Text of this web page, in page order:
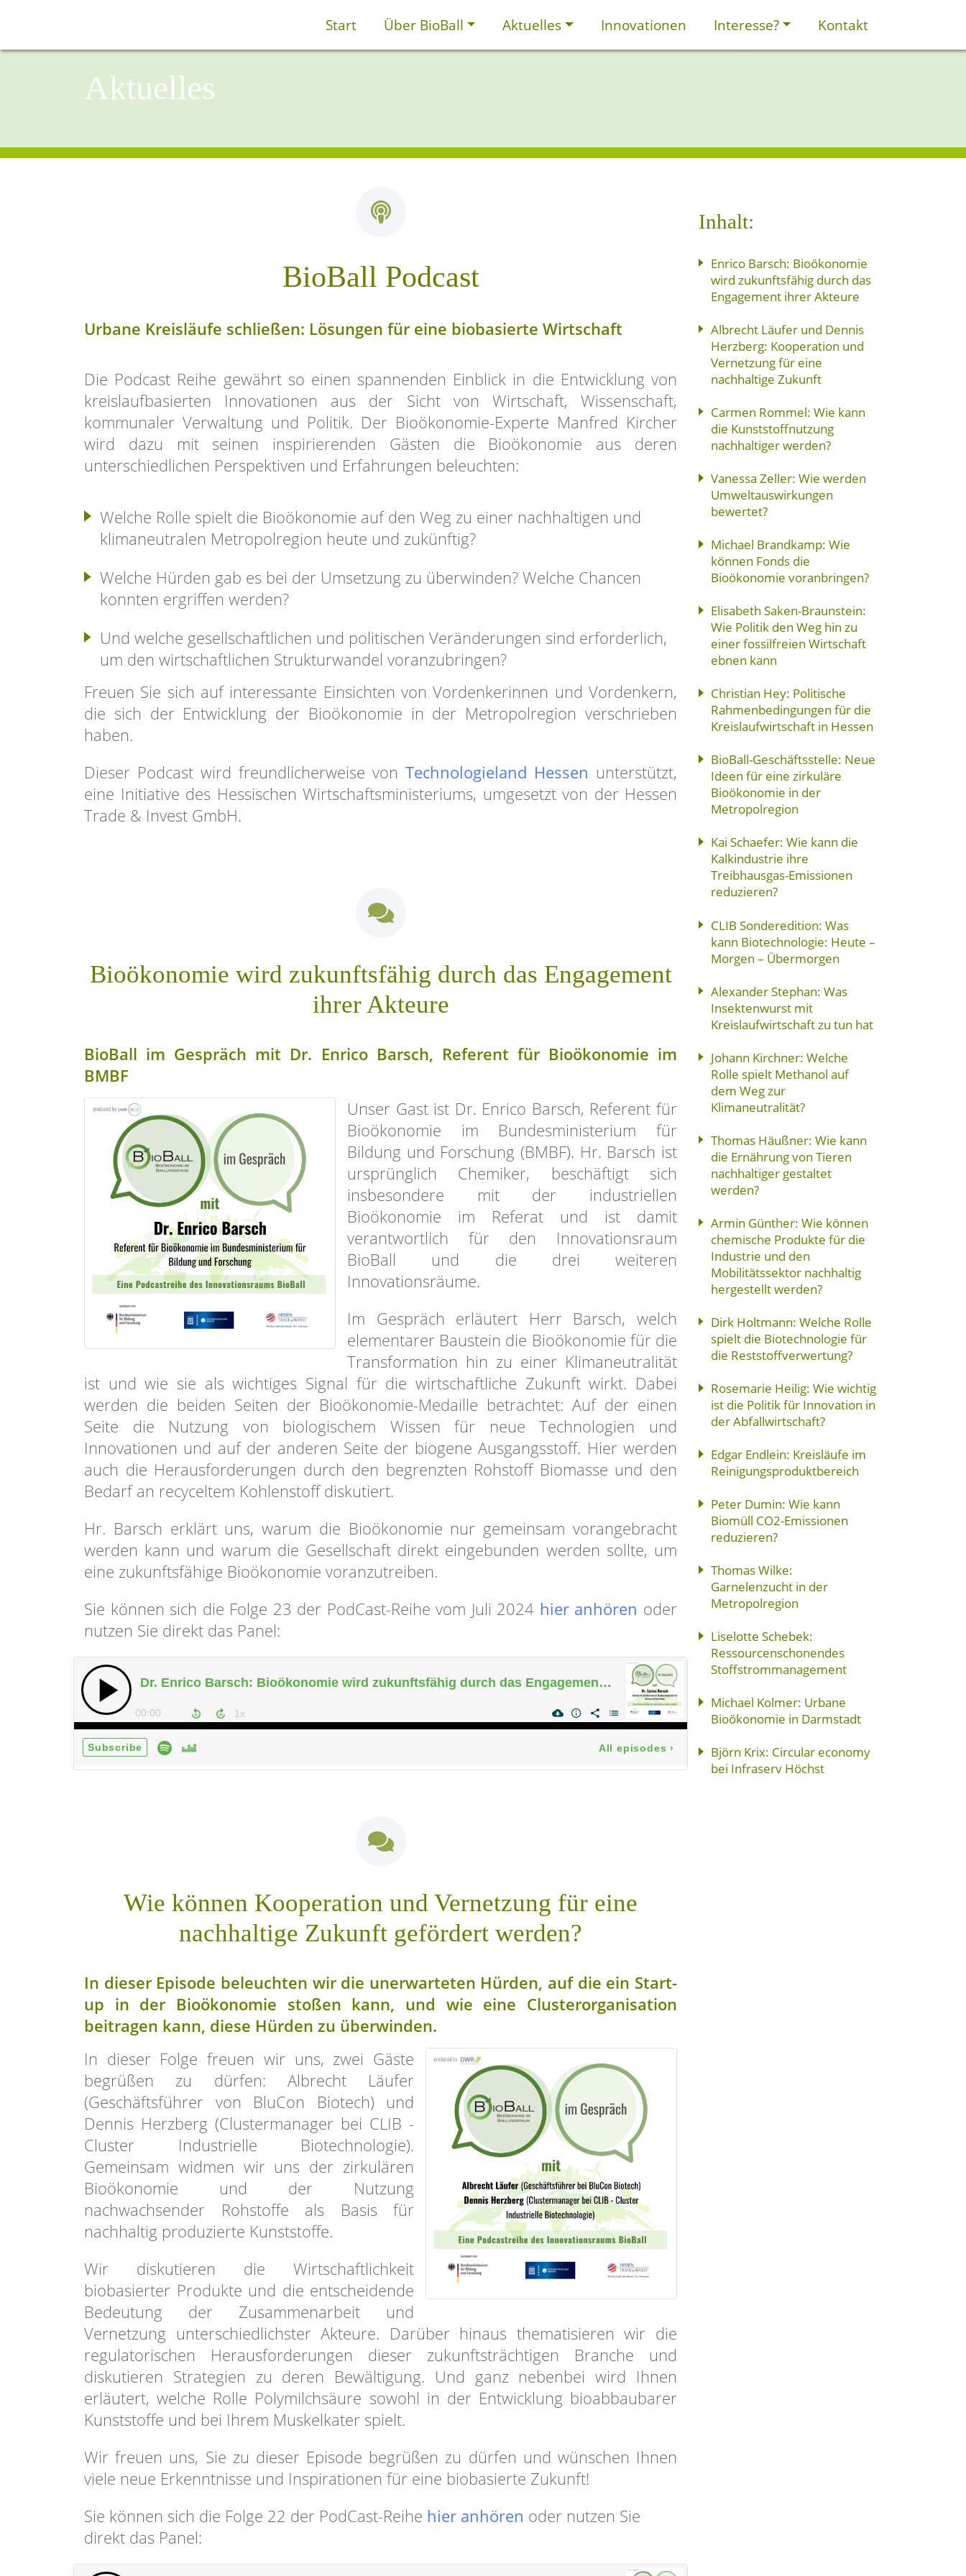
Start Über BioBall Aktuelles Innovationen Interesse? Kontakt
Aktuelles
BioBall Podcast
Urbane Kreisläufe schließen: Lösungen für eine biobasierte Wirtschaft
Die Podcast Reihe gewährt so einen spannenden Einblick in die Entwicklung von
kreislaufbasierten Innovationen aus der Sicht von Wirtschaft, Wissenschaft,
kommunaler Verwaltung und Politik. Der Bioökonomie-Experte Manfred Kircher
wird dazu mit seinen inspirierenden Gästen die Bioökonomie aus deren
unterschiedlichen Perspektiven und Erfahrungen beleuchten:
Welche Rolle spielt die Bioökonomie auf den Weg zu einer nachhaltigen und
klimaneutralen Metropolregion heute und zukünftig?
Welche Hürden gab es bei der Umsetzung zu überwinden? Welche Chancen
konnten ergriffen werden?
Und welche gesellschaftlichen und politischen Veränderungen sind erforderlich,
um den wirtschaftlichen Strukturwandel voranzubringen?
Freuen Sie sich auf interessante Einsichten von Vordenkerinnen und Vordenkern,
die sich der Entwicklung der Bioökonomie in der Metropolregion verschrieben
haben.
Dieser Podcast wird freundlicherweise von Technologieland Hessen unterstützt,
eine Initiative des Hessischen Wirtschaftsministeriums, umgesetzt von der Hessen
Trade & Invest GmbH.
Bioökonomie wird zukunftsfähig durch das Engagement
ihrer Akteure
BioBall im Gespräch mit Dr. Enrico Barsch, Referent für Bioökonomie im
BMBF
Unser Gast ist Dr. Enrico Barsch, Referent für
Bioökonomie im Bundesministerium für
Bildung und Forschung (BMBF). Hr. Barsch ist
ursprünglich Chemiker, beschäftigt sich
insbesondere mit der industriellen
Bioökonomie im Referat und ist damit
verantwortlich für den Innovationsraum
BioBall und die drei weiteren
Innovationsräume.
Im Gespräch erläutert Herr Barsch, welch
elementarer Baustein die Bioökonomie für die
Transformation hin zu einer Klimaneutralität
ist und wie sie als wichtiges Signal für die wirtschaftliche Zukunft wirkt. Dabei
werden die beiden Seiten der Bioökonomie-Medaille betrachtet: Auf der einen
Seite die Nutzung von biologischem Wissen für neue Technologien und
Innovationen und auf der anderen Seite der biogene Ausgangsstoff. Hier werden
auch die Herausforderungen durch den begrenzten Rohstoff Biomasse und den
Bedarf an recyceltem Kohlenstoff diskutiert.
Hr. Barsch erklärt uns, warum die Bioökonomie nur gemeinsam vorangebracht
werden kann und warum die Gesellschaft direkt eingebunden werden sollte, um
eine zukunftsfähige Bioökonomie voranzutreiben.
Sie können sich die Folge 23 der PodCast-Reihe vom Juli 2024 hier anhören oder
nutzen Sie direkt das Panel:
Wie können Kooperation und Vernetzung für eine
nachhaltige Zukunft gefördert werden?
In dieser Episode beleuchten wir die unerwarteten Hürden, auf die ein Start-
up in der Bioökonomie stoßen kann, und wie eine Clusterorganisation
beitragen kann, diese Hürden zu überwinden.
In dieser Folge freuen wir uns, zwei Gäste
begrüßen zu dürfen: Albrecht Läufer
(Geschäftsführer von BluCon Biotech) und
Dennis Herzberg (Clustermanager bei CLIB -
Cluster Industrielle Biotechnologie).
Gemeinsam widmen wir uns der zirkulären
Bioökonomie und der Nutzung
nachwachsender Rohstoffe als Basis für
nachhaltig produzierte Kunststoffe.
Wir diskutieren die Wirtschaftlichkeit
biobasierter Produkte und die entscheidende
Bedeutung der Zusammenarbeit und
Vernetzung unterschiedlichster Akteure. Darüber hinaus thematisieren wir die
regulatorischen Herausforderungen dieser zukunftsträchtigen Branche und
diskutieren Strategien zu deren Bewältigung. Und ganz nebenbei wird Ihnen
erläutert, welche Rolle Polymilchsäure sowohl in der Entwicklung bioabbaubarer
Kunststoffe und bei Ihrem Muskelkater spielt.
Wir freuen uns, Sie zu dieser Episode begrüßen zu dürfen und wünschen Ihnen
viele neue Erkenntnisse und Inspirationen für eine biobasierte Zukunft!
Sie können sich die Folge 22 der PodCast-Reihe hier anhören oder nutzen Sie
direkt das Panel:
Inhalt:
Enrico Barsch: Bioökonomie
wird zukunftsfähig durch das
Engagement ihrer Akteure
Albrecht Läufer und Dennis
Herzberg: Kooperation und
Vernetzung für eine
nachhaltige Zukunft
Carmen Rommel: Wie kann
die Kunststoffnutzung
nachhaltiger werden?
Vanessa Zeller: Wie werden
Umweltauswirkungen
bewertet?
Michael Brandkamp: Wie
können Fonds die
Bioökonomie voranbringen?
Elisabeth Saken-Braunstein:
Wie Politik den Weg hin zu
einer fossilfreien Wirtschaft
ebnen kann
Christian Hey: Politische
Rahmenbedingungen für die
Kreislaufwirtschaft in Hessen
BioBall-Geschäftsstelle: Neue
Ideen für eine zirkuläre
Bioökonomie in der
Metropolregion
Kai Schaefer: Wie kann die
Kalkindustrie ihre
Treibhausgas-Emissionen
reduzieren?
CLIB Sonderedition: Was
kann Biotechnologie: Heute –
Morgen – Übermorgen
Alexander Stephan: Was
Insektenwurst mit
Kreislaufwirtschaft zu tun hat
Johann Kirchner: Welche
Rolle spielt Methanol auf
dem Weg zur
Klimaneutralität?
Thomas Häußner: Wie kann
die Ernährung von Tieren
nachhaltiger gestaltet
werden?
Armin Günther: Wie können
chemische Produkte für die
Industrie und den
Mobilitätssektor nachhaltig
hergestellt werden?
Dirk Holtmann: Welche Rolle
spielt die Biotechnologie für
die Reststoffverwertung?
Rosemarie Heilig: Wie wichtig
ist die Politik für Innovation in
der Abfallwirtschaft?
Edgar Endlein: Kreisläufe im
Reinigungsproduktbereich
Peter Dumin: Wie kann
Biomüll CO2-Emissionen
reduzieren?
Thomas Wilke:
Garnelenzucht in der
Metropolregion
Liselotte Schebek:
Ressourcenschonendes
Stoffstrommanagement
Michael Kolmer: Urbane
Bioökonomie in Darmstadt
Björn Krix: Circular economy
bei Infraserv Höchst